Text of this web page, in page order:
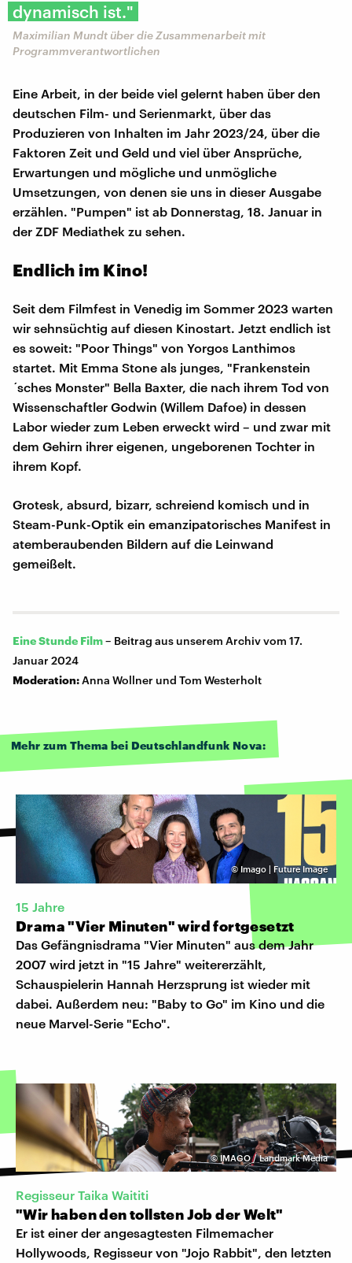
dynamisch ist."
Maximilian Mundt über die Zusammenarbeit mit
Programmverantwortlichen
Eine Arbeit, in der beide viel gelernt haben über den
deutschen Film- und Serienmarkt, über das
Produzieren von Inhalten im Jahr 2023/24, über die
Faktoren Zeit und Geld und viel über Ansprüche,
Erwartungen und mögliche und unmögliche
Umsetzungen, von denen sie uns in dieser Ausgabe
erzählen. "Pumpen" ist ab Donnerstag, 18. Januar in
der ZDF Mediathek zu sehen.
Endlich im Kino!
Seit dem Filmfest in Venedig im Sommer 2023 warten
wir sehnsüchtig auf diesen Kinostart. Jetzt endlich ist
es soweit: "Poor Things" von Yorgos Lanthimos
startet. Mit Emma Stone als junges, "Frankenstein
´sches Monster" Bella Baxter, die nach ihrem Tod von
Wissenschaftler Godwin (Willem Dafoe) in dessen
Labor wieder zum Leben erweckt wird – und zwar mit
dem Gehirn ihrer eigenen, ungeborenen Tochter in
ihrem Kopf.
Grotesk, absurd, bizarr, schreiend komisch und in
Steam-Punk-Optik ein emanzipatorisches Manifest in
atemberaubenden Bildern auf die Leinwand
gemeißelt.
Eine Stunde Film– Beitrag aus unserem Archiv vom 17.
Januar 2024
Moderation:Anna Wollner und Tom Westerholt
Mehr zum Thema bei Deutschlandfunk Nova:
© Imago | Future Image
15 Jahre
Drama "Vier Minuten" wird fortgesetzt
Das Gefängnisdrama "Vier Minuten" aus dem Jahr
2007 wird jetzt in "15 Jahre" weitererzählt,
Schauspielerin Hannah Herzsprung ist wieder mit
dabei. Außerdem neu: "Baby to Go" im Kino und die
neue Marvel-Serie "Echo".
©IMAGO / Landmark Media
Regisseur Taika Waititi
"Wir haben den tollsten Job der Welt"
Er ist einer der angesagtesten Filmemacher
Hollywoods, Regisseur von "Jojo Rabbit", den letzten